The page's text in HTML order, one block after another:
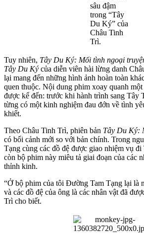
sâu đậm
trong “Tây
Du Ký” của
Châu Tinh
Trì.
Tuy nhiên, Tây Du Ký: Mối tình ngoại
Tây Du Ký của diễn viên hài lừng danh
lại mang đến những hình ảnh hoàn toàn
quen thuộc. Nội dung phim xoay quanh
được kể đến: trước khi hành trình sang Tây
từng có một kinh nghiệm đau đớn về tình
khiết.
Theo Châu Tinh Trì, phiên bản Tây Du Ký:
có bối cảnh mới so với bản chính. Trong
Tạng cùng các đồ đệ được giao nhiệm vụ
còn bộ phim này miêu tả giai đoạn của các
thỉnh kinh.
“Ở bộ phim của tôi Đường Tam Tạng lại là
và các đồ đệ của ông là các nhân vật đã
Trì cho biết.